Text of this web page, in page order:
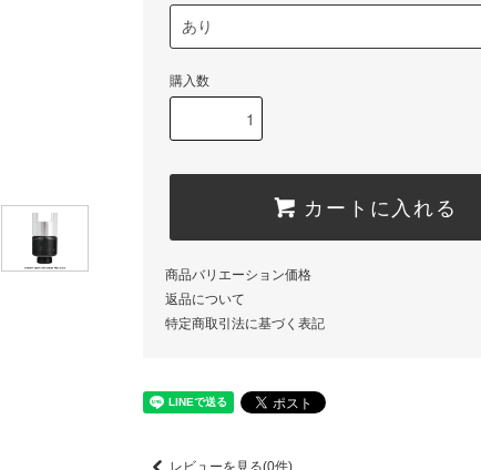
購入数
カートに入れる
商品バリエーション価格
返品について
特定商取引法に基づく表記